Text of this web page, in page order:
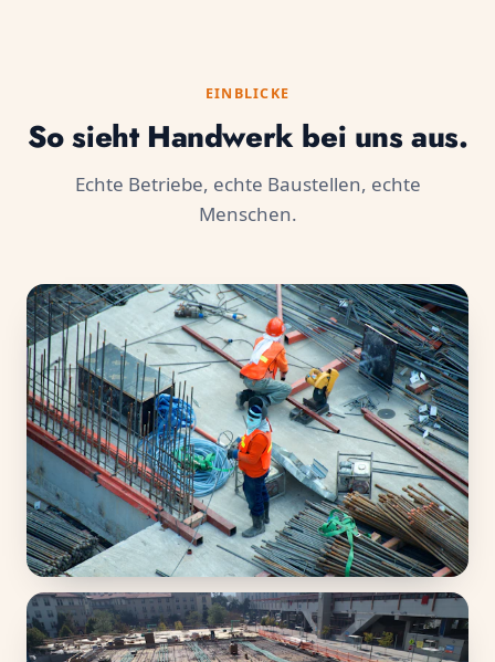
EINBLICKE
So sieht Handwerk bei uns aus.
Echte Betriebe, echte Baustellen, echte
Menschen.